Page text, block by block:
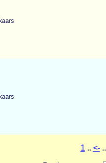
kaars
kaars
1 .. <-..